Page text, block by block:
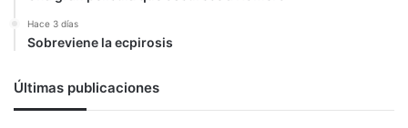
Hace 3 días
Sobreviene la ecpirosis
Últimas publicaciones